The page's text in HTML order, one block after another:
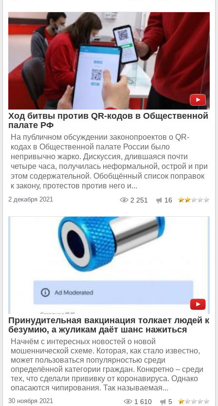
Ход битвы против QR-кодов в Общественной
палате РФ
На публичном обсуждении законопроектов о QR-
кодах в Общественной палате России было
непривычно жарко. Дискуссия, длившаяся почти
четыре часа, получилась неформальной, острой и при
этом содержательной. Обобщённый список поправок
к закону, протестов против него и...
2 декабря 2021 2 251 16
Принудительная вакцинация толкает людей к
безумию, а жуликам даёт шанс нажиться
Начнём с интересных новостей о новой
мошеннической схеме. Которая, как стало известно,
может пользоваться популярностью среди
определённой категории граждан. Конкретно – среди
тех, что сделали прививку от коронавируса. Однако
опасаются чипирования. Так называемая...
30 ноября 2021 1 610 5